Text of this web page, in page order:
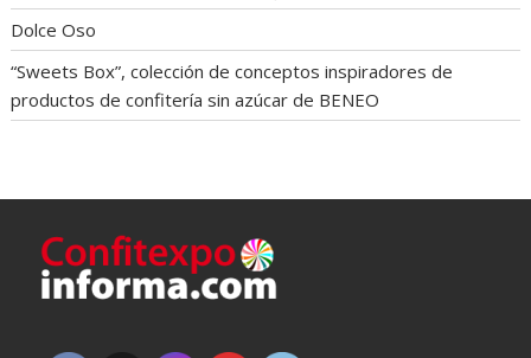
Dolce Oso
“Sweets Box”, colección de conceptos inspiradores de
productos de confitería sin azúcar de BENEO